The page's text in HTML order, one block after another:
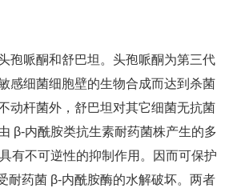
孢哌酮和舒巴坦。头孢哌酮为第三代
感细菌细胞壁的生物合成而达到杀菌
动杆菌外，舒巴坦对其它细菌无抗菌
β-内酰胺类抗生素耐药菌株产生的多
有不可逆性的抑制作用。因而可保护
耐药菌 β-内酰胺酶的水解破坏。两者